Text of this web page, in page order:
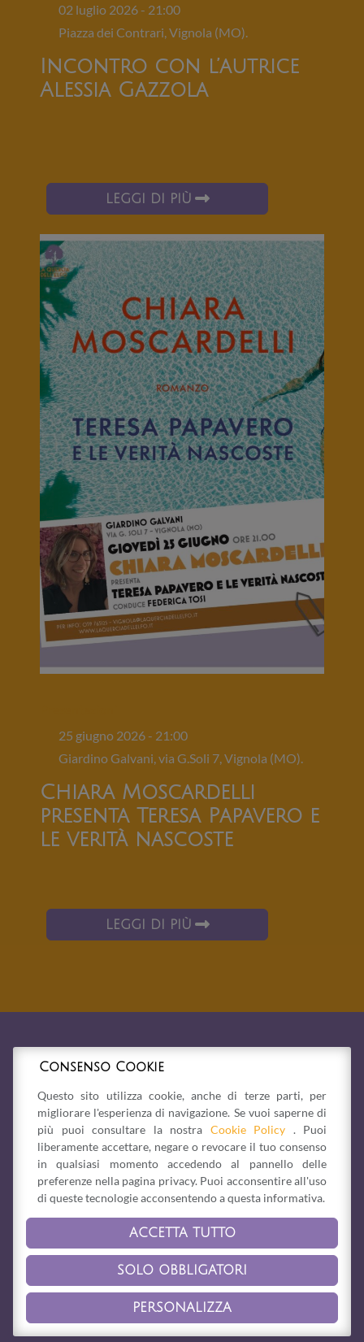
02 luglio 2026 - 21:00
Piazza dei Contrari, Vignola (MO).
Incontro con l’autrice
Alessia Gazzola
LEGGI DI PIÙ
25 giugno 2026 - 21:00
Giardino Galvani, via G.Soli 7, Vignola (MO).
Chiara Moscardelli
presenta Teresa Papavero e
le verità nascoste
LEGGI DI PIÙ
Via Bonesi, 1/b -41058Vignola(MO)
Tel. 059 765125- vignola@laquerciadellelfo.it
Privacy Policy-Cookie Policy
Consenso Cookie
Questo sito utilizza cookie, anche di terze parti, per
migliorare l'esperienza di navigazione. Se vuoi saperne di
più puoi consultare la nostra Cookie Policy . Puoi
liberamente accettare, negare o revocare il tuo consenso
in qualsiasi momento accedendo al pannello delle
preferenze nella pagina privacy. Puoi acconsentire all'uso
di queste tecnologie acconsentendo a questa informativa.
ACCETTA TUTTO
SOLO OBBLIGATORI
PERSONALIZZA